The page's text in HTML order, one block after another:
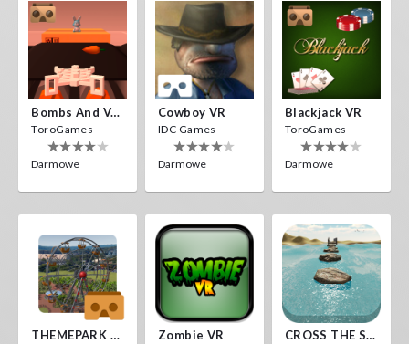
Bombs And Veggies
ToroGames
Darmowe
Cowboy VR
IDC Games
Darmowe
Blackjack VR
ToroGames
Darmowe
THEMEPARK VR Zombie VR CROSS THE SEA